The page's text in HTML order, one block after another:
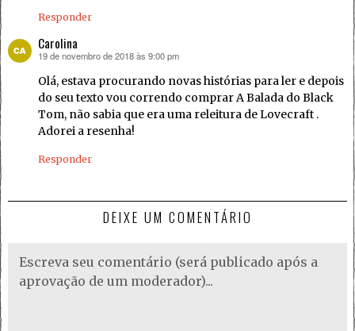
Responder
Carolina
disse:
19 de novembro de 2018 às 9:00 pm
Olá, estava procurando novas histórias para ler e depois
do seu texto vou correndo comprar A Balada do Black
Tom, não sabia que era uma releitura de Lovecraft .
Adorei a resenha!
Responder
DEIXE UM COMENTÁRIO